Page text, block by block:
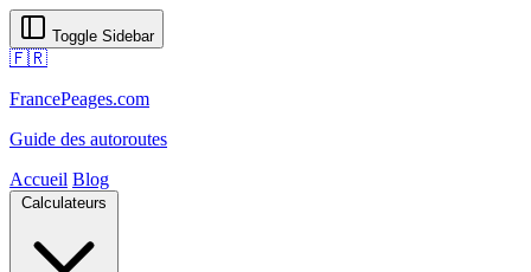
Toggle Sidebar
🇫🇷
FrancePeages.com
Guide des autoroutes
Accueil Blog
Calculateurs